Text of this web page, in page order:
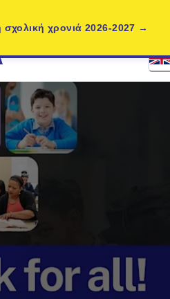
σχολική χρονιά 2026-2027